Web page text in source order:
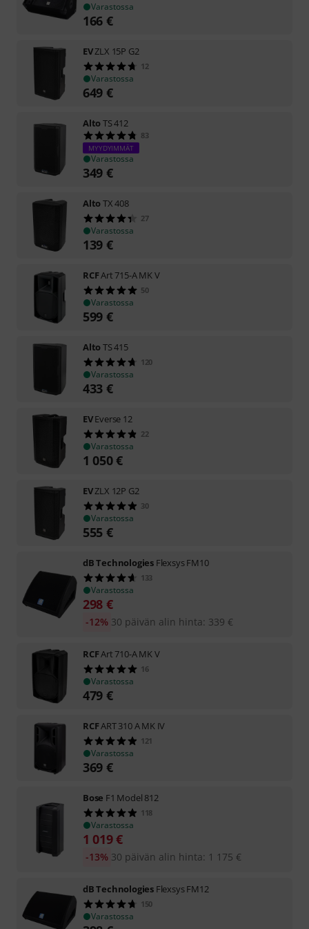
Varastossa
166 €
EVZLX 15P G2
12
Varastossa
649 €
AltoTS 412
83
MYYDYIMMÄT
Varastossa
349 €
AltoTX 408
27
Varastossa
139 €
RCFArt 715-A MK V
50
Varastossa
599 €
AltoTS 415
120
Varastossa
433 €
EVEverse 12
22
Varastossa
1 050€
EVZLX 12P G2
30
Varastossa
555 €
dB Technologies Flexsys FM10
133
Varastossa
298 €
30 päivän alin hinta: 339 €
-12%
RCFArt 710-A MK V
16
Varastossa
479 €
RCFART 310 A MK IV
121
Varastossa
369 €
Bose F1 Model 812
118
Varastossa
1 019€
30 päivän alin hinta: 1 175 €
-13%
dB Technologies Flexsys FM12
150
Varastossa